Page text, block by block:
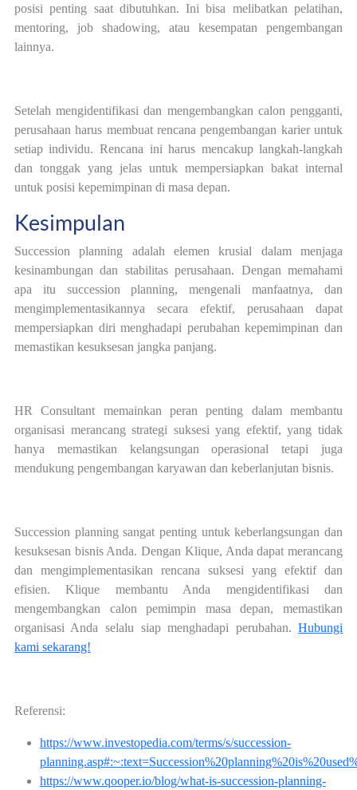
posisi penting saat dibutuhkan. Ini bisa melibatkan pelatihan,
mentoring, job shadowing, atau kesempatan pengembangan
lainnya.
Setelah mengidentifikasi dan mengembangkan calon pengganti,
perusahaan harus membuat rencana pengembangan karier untuk
setiap individu. Rencana ini harus mencakup langkah-langkah
dan tonggak yang jelas untuk mempersiapkan bakat internal
untuk posisi kepemimpinan di masa depan.
Kesimpulan
Succession planning adalah elemen krusial dalam menjaga
kesinambungan dan stabilitas perusahaan. Dengan memahami
apa itu succession planning, mengenali manfaatnya, dan
mengimplementasikannya secara efektif, perusahaan dapat
mempersiapkan diri menghadapi perubahan kepemimpinan dan
memastikan kesuksesan jangka panjang.
HR Consultant memainkan peran penting dalam membantu
organisasi merancang strategi suksesi yang efektif, yang tidak
hanya memastikan kelangsungan operasional tetapi juga
mendukung pengembangan karyawan dan keberlanjutan bisnis.
Succession planning sangat penting untuk keberlangsungan dan
kesuksesan bisnis Anda. Dengan Klique, Anda dapat merancang
dan mengimplementasikan rencana suksesi yang efektif dan
efisien. Klique membantu Anda mengidentifikasi dan
mengembangkan calon pemimpin masa depan, memastikan
organisasi Anda selalu siap menghadapi perubahan.Hubungi
kami sekarang!
Referensi:
https://www.investopedia.com/terms/s/succession-
https://www.qooper.io/blog/what-is-succession-planning-